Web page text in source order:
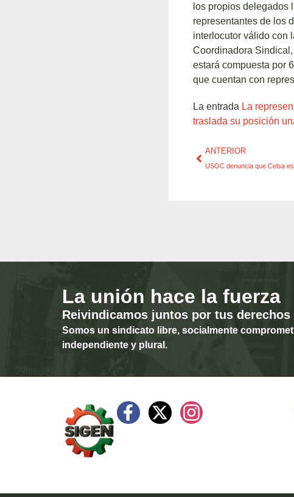
los propios delegados
representantes de los
interlocutor válido con
Coordinadora
estará compuesta por
que cuentan con
La entrada La
traslada su posición
ANTERIOR
USOC denuncia que Celsa
La unión hace la fuerza
Reivindicamos juntos por tus derechos
Somos un sindicato libre, socialmente
independiente y plural.